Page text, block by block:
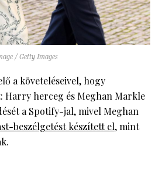
/ Getty Images
a követeléseivel, hogy
herceg és Meghan Markle
a Spotify-jal, mivel Meghan
beszélgetést készített el, mint